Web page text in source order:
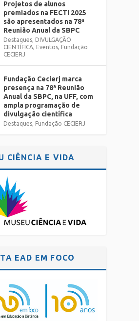
Projetos de alunos
premiados na FECTI 2025
são apresentados na 78ª
Reunião Anual da SBPC
Destaques, DIVULGAÇÃO
CIENTÍFICA, Eventos, Fundação
CECIERJ
Fundação Cecierj marca
presença na 78ª Reunião
Anual da SBPC, na UFF, com
ampla programação de
divulgação científica
Destaques, Fundação CECIERJ
CIÊNCIA E VIDA
EAD EM FOCO